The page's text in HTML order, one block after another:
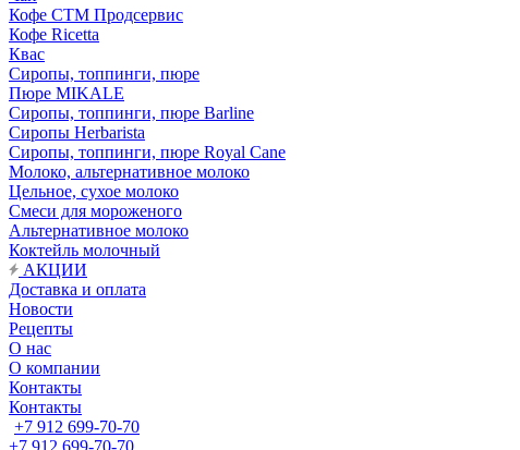
Кофе СТМ Продсервис
Кофе Ricetta
Квас
Сиропы, топпинги, пюре
Пюре MIKALE
Сиропы, топпинги, пюре Barline
Сиропы Herbarista
Сиропы, топпинги, пюре Royal Cane
Молоко, альтернативное молоко
Цельное, сухое молоко
Смеси для мороженого
Альтернативное молоко
Коктейль молочный
АКЦИИ
Доставка и оплата
Новости
Рецепты
О нас
О компании
Контакты
Контакты
+7 912 699-70-70
+7 912 699-70-70